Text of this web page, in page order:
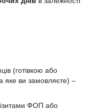
(готівкою або
яке ви замовляєте) –
ФОП або